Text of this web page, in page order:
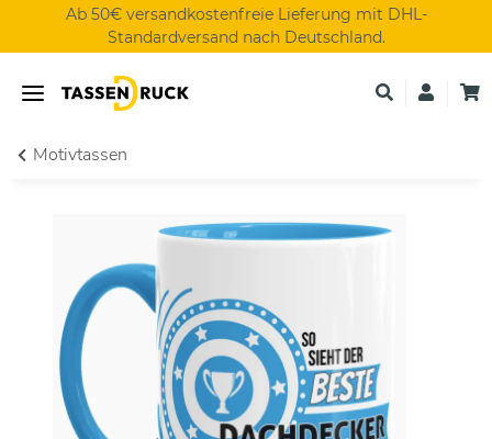
Ab 50€ versandkostenfreie Lieferung mit DHL-
Standardversand nach Deutschland.
Motivtassen